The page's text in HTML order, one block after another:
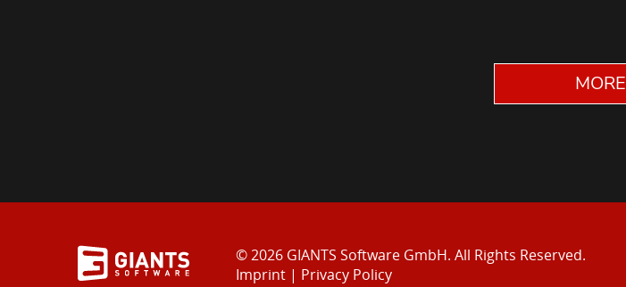
MORE
© 2026 GIANTS Software GmbH. All Rights Reserved.
Imprint | Privacy Policy